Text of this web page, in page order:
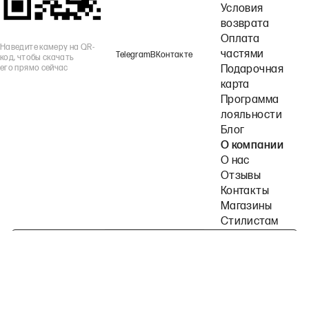
Наведите камеру на QR-
код, чтобы скачать
его прямо сейчас
TelegramВКонтакте
Условия
возврата
Оплата
частями
Подарочная
карта
Программа
лояльности
Блог
О компании
О нас
Отзывы
Контакты
Магазины
Стилистам